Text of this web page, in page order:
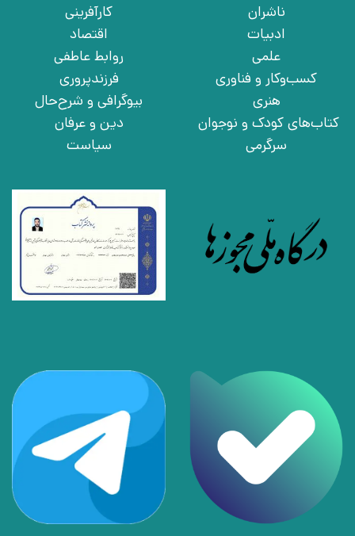
ناشران
ادبیات
علمی
کسب‌وکار و فناوری
هنری
کتاب‌های کودک و نوجوان
سرگرمی
کارآفرینی
اقتصاد
روابط عاطفی
فرزندپروری
بیوگرافی و شرح‌حال
دین و عرفان
سیاست